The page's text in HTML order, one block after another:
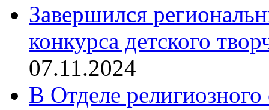
Завершился
конкурса детского
07.11.2024
В Отделе религиозного